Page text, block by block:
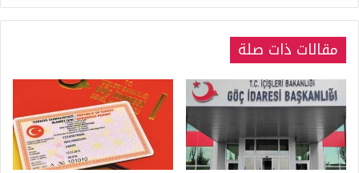
إسطنبول
مقالات ذات صلة